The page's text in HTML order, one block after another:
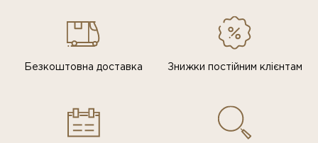
Безкоштовна доставка Знижки постiйним клiєнтам